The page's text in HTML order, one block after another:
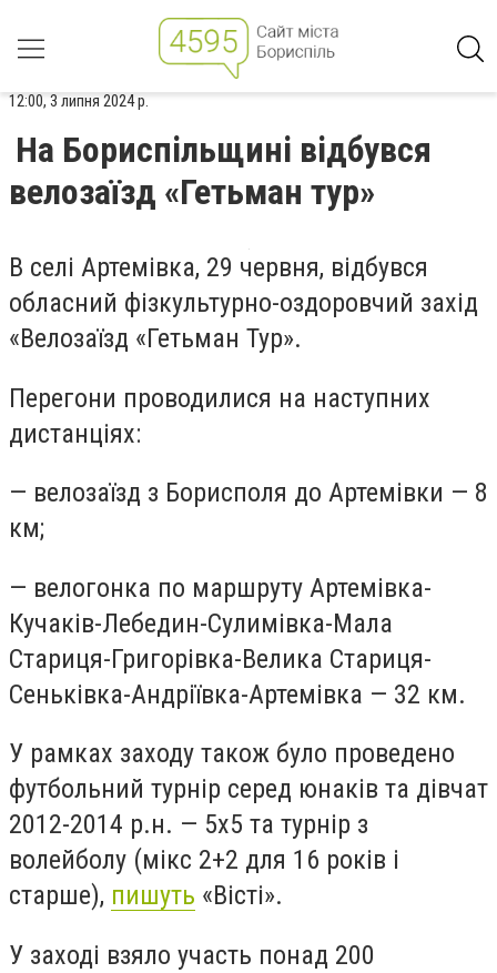
12:00, 3 липня 2024 р.
На Бориспільщині відбувся
велозаїзд «Гетьман тур»
В селі Артемівка, 29 червня, відбувся
обласний фізкультурно-оздоровчий захід
«Велозаїзд «Гетьман Тур».
Перегони проводилися на наступних
дистанціях:
— велозаїзд з Борисполя до Артемівки — 8
км;
— велогонка по маршруту Артемівка-
Кучаків-Лебедин-Сулимівка-Мала
Стариця-Григорівка-Велика Стариця-
Сеньківка-Андріївка-Артемівка — 32 км.
У рамках заходу також було проведено
футбольний турнір серед юнаків та дівчат
2012-2014 р.н. — 5х5 та турнір з
волейболу (мікс 2+2 для 16 років і
старше), пишуть «Вісті».
У заході взяло участь понад 200